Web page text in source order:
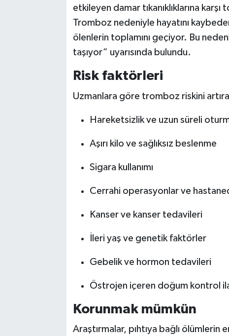
etkileyen damar tıkanıklıklarına
Tromboz nedeniyle hayatını
ölenlerin toplamını geçiyor. Bu
taşıyor” uyarısında bulundu.
Risk faktörleri
Uzmanlara göre tromboz riskini
Hareketsizlik ve uzun süreli
Aşırı kilo ve sağlıksız beslenme
Sigara kullanımı
Cerrahi operasyonlar ve
Kanser ve kanser tedavileri
İleri yaş ve genetik faktörler
Gebelik ve hormon tedavileri
Östrojen içeren doğum kontrol
Korunmak mümkün
Araştırmalar, pıhtıya bağlı ölümlerin